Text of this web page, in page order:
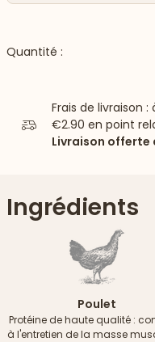
vers le bas
Quantité :
Frais de livraison :
€2.90 en point
Livraison offerte
Ingrédients
Poulet
Protéine de haute qualité :
à l'entretien de la masse